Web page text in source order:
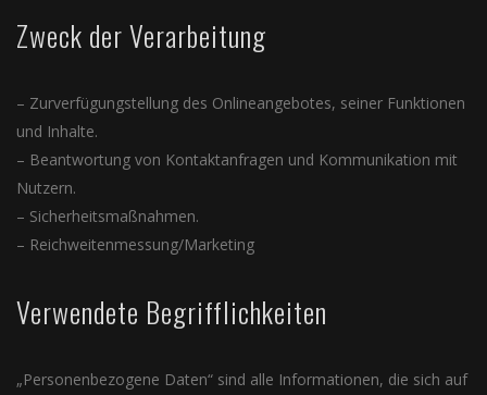
Zweck der Verarbeitung
– Zurverfügungstellung des Onlineangebotes, seiner Funktionen
und Inhalte.
– Beantwortung von Kontaktanfragen und Kommunikation mit
Nutzern.
– Sicherheitsmaßnahmen.
– Reichweitenmessung/Marketing
Verwendete Begrifflichkeiten
„Personenbezogene Daten“ sind alle Informationen, die sich auf